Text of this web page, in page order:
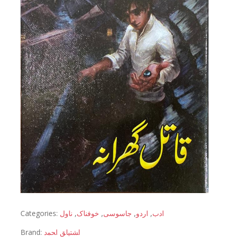
Categories: ادب, اردو, جاسوسی, خوفناک, ناول
Brand: اﺸﺘﻴﺎﻖ اﺤﻤﺩ